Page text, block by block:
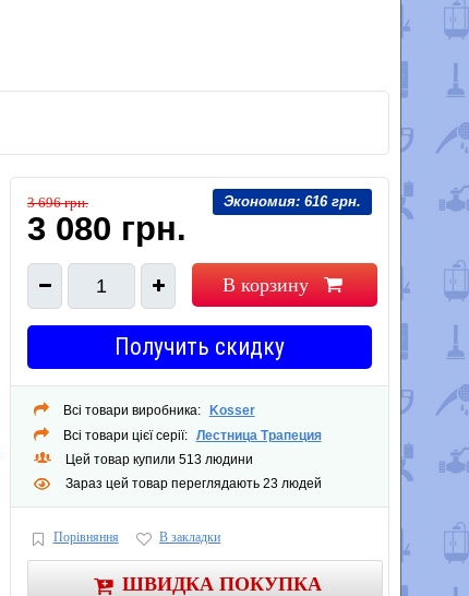
Экономия: 616 грн.
3 696 грн.
3 080 грн.
1 В корзину
Получить скидку
Всі товари виробника:
Kosser
Всі товари цієї серії: Лестница Трапеция
Цей товар купили 513 людини
Зараз цей товар переглядають 23 людей
Порівняння В закладки
ШВИДКА ПОКУПКА